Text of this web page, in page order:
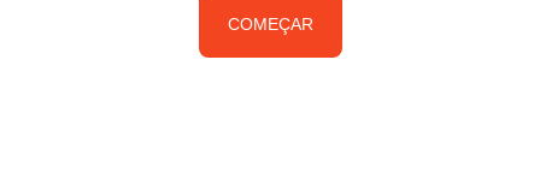
COMEÇAR